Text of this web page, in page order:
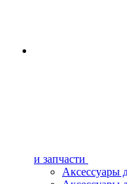
и запчасти
Аксессуары